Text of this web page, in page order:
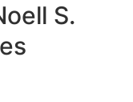
S.